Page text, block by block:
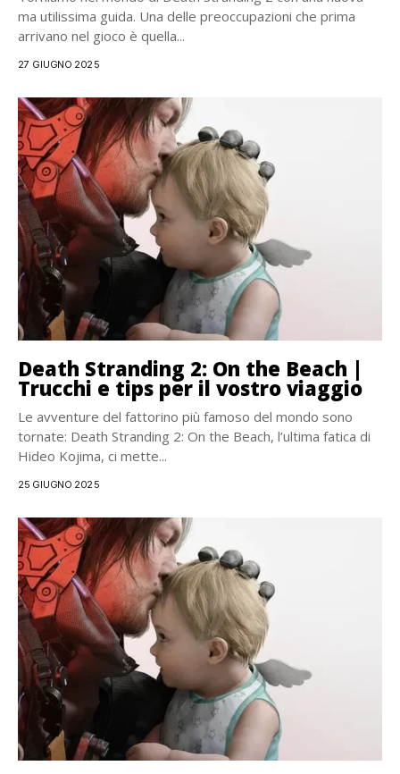
ma utilissima guida. Una delle preoccupazioni che prima
arrivano nel gioco è quella...
27 GIUGNO 2025
Death Stranding 2: On the Beach |
Trucchi e tips per il vostro viaggio
Le avventure del fattorino più famoso del mondo sono
tornate: Death Stranding 2: On the Beach, l’ultima fatica di
Hideo Kojima, ci mette...
25 GIUGNO 2025